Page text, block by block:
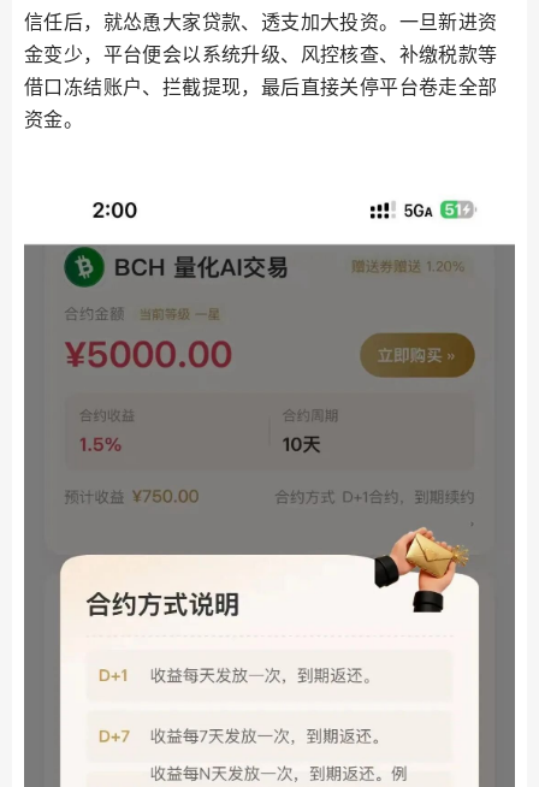
信任后，就怂恿大家贷款、透支加大投资。一旦新进资
金变少，平台便会以系统升级、风控核查、补缴税款等
借口冻结账户、拦截提现，最后直接关停平台卷走全部
资金。